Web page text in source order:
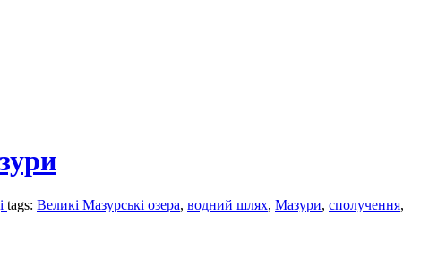
tags: Великі Мазурські озера, водний шлях, Мазури, сполучення,